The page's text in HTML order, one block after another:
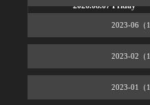
2023-06（1
2023-02（1
2023-01（1
2026.08.07 Friday